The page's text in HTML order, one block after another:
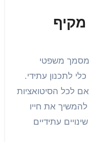
מסמך משפטי
לתכנון עתידי.
לכל הסיטואציות
את חייו
עתידיים